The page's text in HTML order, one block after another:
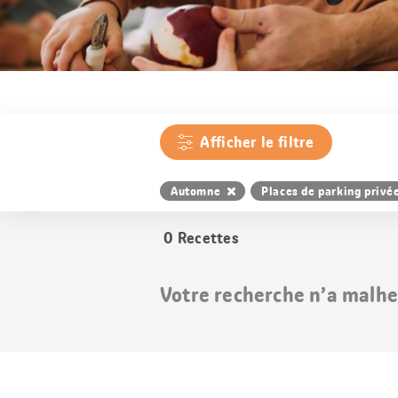
Afficher le filtre
Automne Places de parking
0 Recettes
Votre recherche n’a